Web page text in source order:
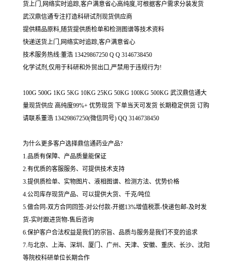
货上门,网络实时追踪,客户满意省心高纯度,可根据客户需求分装发货
武汉鼎信通专注打造科研试剂现货供应商
提供精品原料,随货提供质检单和检测图谱等技术资料
快递送货上门,网络实时追踪,客户满意省心
技术服务热线:董浩 13429867250 Q Q 3146738450
化学试剂,仅用于科研和外贸出口,严禁用于违规行为!
100G 500G 1KG 5KG 10KG 25KG 50KG 100KG 500KG 武汉鼎信通大
量现货供应 高纯度99%+ 优势现货 下单当天可发货 长期稳定供货 订购
请联系董浩 13429867250(微信同号) QQ 3146738450
为什么更多客户选择鼎信通药业产品?
1.品质有保障、产品质量能保证
2.有优质的客服服务、可提供技术支持
3.提供质检单、实物图片、液相图谱、检测方法、优势价格
4.公司库存现货产品、可以提供大货、千克/吨位
5.做合同-双方合同回签-对公付款-开据13%增值税票-快递包邮-及时发
货-实时跟进货物-售后咨询
6.保护客户合法权益是我们的宗旨、品质与服务是我们不变的追求
7.与北京、上海、深圳、厦门、广州、天津、安徽、重庆、长沙、沈阳
等院校科研单位长期合作